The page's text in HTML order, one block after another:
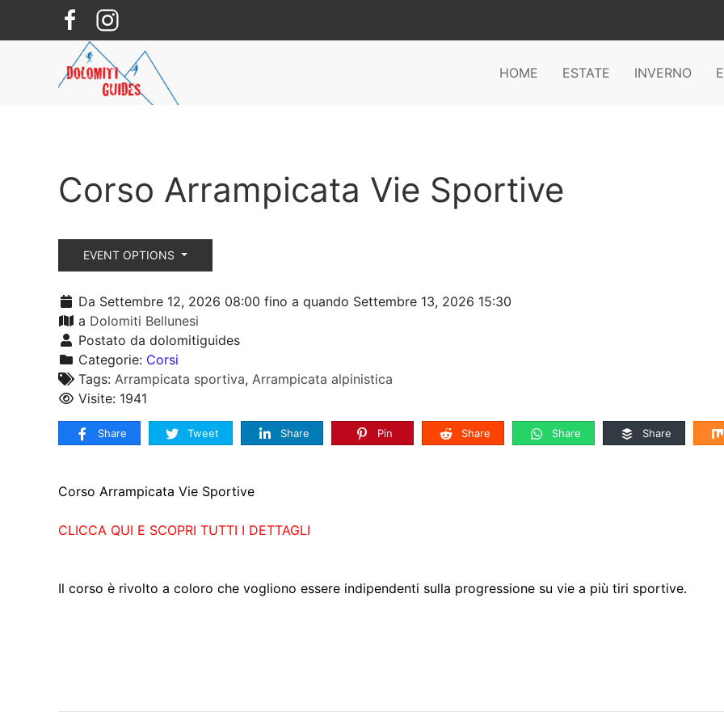
Skip to main content
HOME ESTATE INVERNO
Corso Arrampicata Vie Sportive
EVENT OPTIONS
Da Settembre 12, 2026 08:00 fino a quando Settembre 13, 2026 15:30
a Dolomiti Bellunesi
Postato da dolomitiguides
Categorie: Corsi
Tags: Arrampicata sportiva, Arrampicata alpinistica
Visite: 1941
Share Tweet Share Pin Share Share Share
Corso Arrampicata Vie Sportive
CLICCA QUI E SCOPRI TUTTI I DETTAGLI
Il corso è rivolto a coloro che vogliono essere indipendenti sulla progressione su vie a più tiri sportive.